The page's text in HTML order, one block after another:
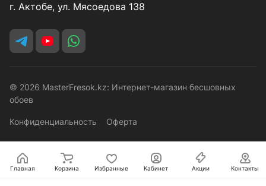
г. Актобе, ул. Мясоедова 138
© 2026 MasterFresok.kz: Интернет-магазин бесшовных
обоев
Конфиденциальность Оферта
Главная Корзина Избранные Кабинет Акции Контакты